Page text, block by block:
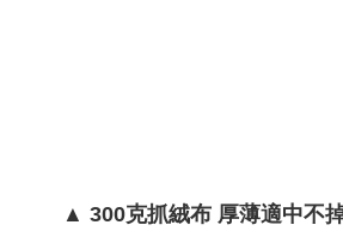
▲ 300克抓絨布 厚薄適中不